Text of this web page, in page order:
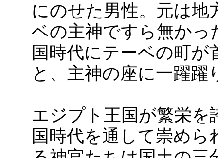
にのせた男性。元は地
ベの主神ですら無かっ
国時代にテーベの町が
と、主神の座に一躍躍
エジプト王国が繁栄を
国時代を通して崇め